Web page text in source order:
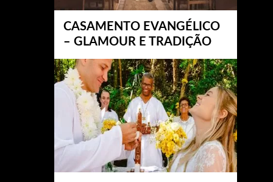
CASAMENTO EVANGÉLICO
– GLAMOUR E TRADIÇÃO